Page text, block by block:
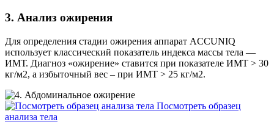
3. Анализ ожирения
Для определения стадии ожирения аппарат ACCUNIQ
использует классический показатель индекса массы тела —
ИМТ. Диагноз «ожирение» ставится при показателе ИМТ > 30
кг/м2, а избыточный вес – при ИМТ > 25 кг/м2.
Посмотреть образец
анализа тела